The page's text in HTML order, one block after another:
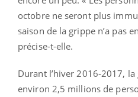
octobre ne seront plus
saison de la grippe n’a pas
précise-t-elle.
Durant l’hiver 2016-2017,
environ 2,5 millions de